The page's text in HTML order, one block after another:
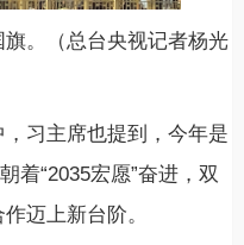
。（总台央视记者杨光
习主席也提到，今年是
着“2035宏愿”奋进，双
迈上新台阶。